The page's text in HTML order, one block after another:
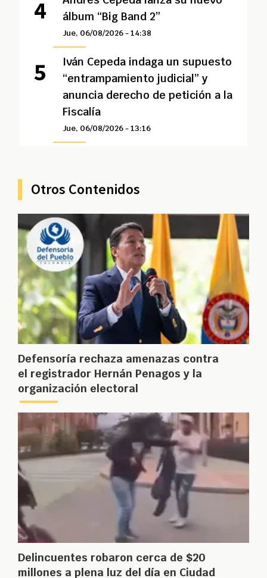
álbum “Big Band 2”
Jue, 06/08/2026 - 14:38
Iván Cepeda indaga un supuesto
“entrampamiento judicial” y
anuncia derecho de petición a la
Fiscalía
Jue, 06/08/2026 - 13:16
Otros Contenidos
Defensoría rechaza amenazas contra
el registrador Hernán Penagos y la
organización electoral
Delincuentes robaron cerca de $20
millones a plena luz del día en Ciudad